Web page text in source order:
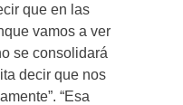
que en las
vamos a ver
se consolidará
decir que nos
“Esa